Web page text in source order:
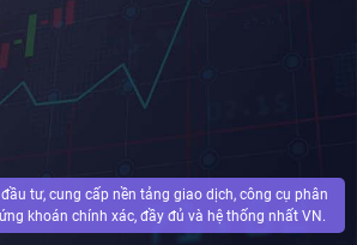
tư, cung cấp nền tảng giao dịch, công cụ phân
khoán chính xác, đầy đủ và hệ thống nhất VN.